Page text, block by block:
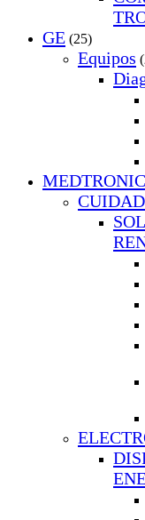
GE (25)
Equipos
MEDTRONIC